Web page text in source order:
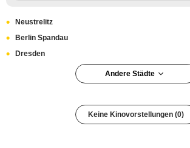
Neustrelitz
Berlin Spandau
Dresden
Andere Städte
Keine Kinovorstellungen (0)